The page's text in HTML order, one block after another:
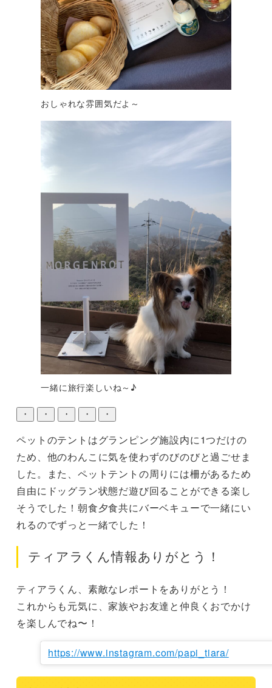
おしゃれな雰囲気だよ～
一緒に旅行楽しいね～♪
・ ・ ・ ・ ・
ペットのテントはグランピング施設内に1つだけの
ため、他のわんこに気を使わずのびのびと過ごせま
した。また、ペットテントの周りには柵があるため
自由にドッグラン状態だ遊び回ることができる楽し
そうでした！朝食夕食共にバーベキューで一緒にい
れるのでずっと一緒でした！
ティアラくん情報ありがとう！
ティアラくん、素敵なレポートをありがとう！
これからも元気に、家族やお友達と仲良くおでかけ
を楽しんでね〜！
https://www.instagram.com/papi_tiara/